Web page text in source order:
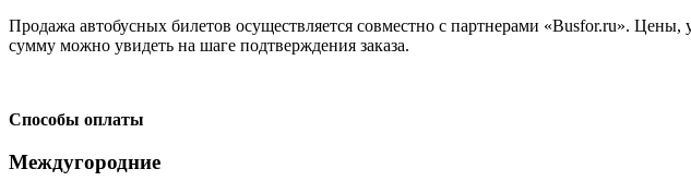
Продажа автобусных билетов осуществляется совместно с партнерами «Busfor.ru».
сумму можно увидеть на шаге подтверждения заказа.
Способы оплаты
Междугородние